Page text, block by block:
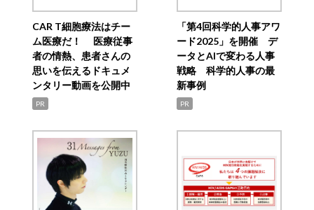
CAR T細胞療法はチー
ム医療だ！ 医療従事
者の情熱、患者さんの
思いを伝えるドキュメ
ンタリー動画を公開中
PR
「第4回科学的人事アワ
ード2025」を開催 デ
ータとAIで変わる人事
戦略 科学的人事の最
新事例
PR